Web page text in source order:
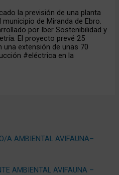
la previsión de una planta
de Miranda de Ebro.
por Iber Sostenibilidad y
El proyecto prevé 25
extensión de unas 70
#eléctrica en la
A AMBIENTAL AVIFAUNA–
AMBIENTAL AVIFAUNA –